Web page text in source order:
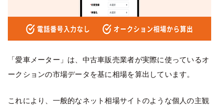
「愛車メーター」は、中古車販売業者が実際に使っているオ
ークションの市場データを基に相場を算出しています。
これにより、一般的なネット相場サイトのような個人の主観